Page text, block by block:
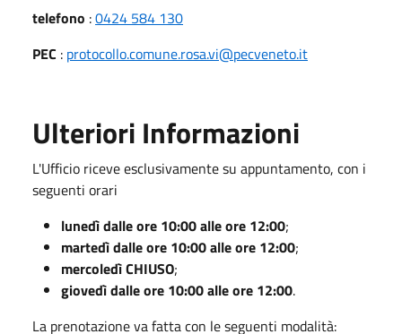
telefono :0424 584 130
PEC : protocollo.comune.rosa.vi@pecveneto.it
Ulteriori Informazioni
L'Ufficio riceve esclusivamente su appuntamento, con i
seguenti orari
lunedì dalle ore 10:00 alle ore 12:00;
martedì dalle ore 10:00 alle ore 12:00;
mercoledì CHIUSO;
giovedì dalle ore 10:00 alle ore 12:00.
La prenotazione va fatta con le seguenti modalità: